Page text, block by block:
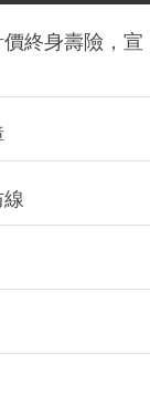
終身壽險，宣